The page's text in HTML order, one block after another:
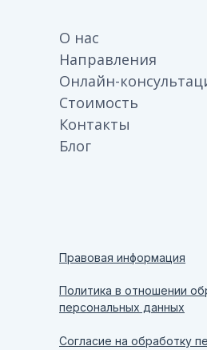
Политика в отношении
персональных данных
Правовая информация
Согласие на обработку
О нас
Направления
Онлайн-
Стоимость
Контакты
Блог